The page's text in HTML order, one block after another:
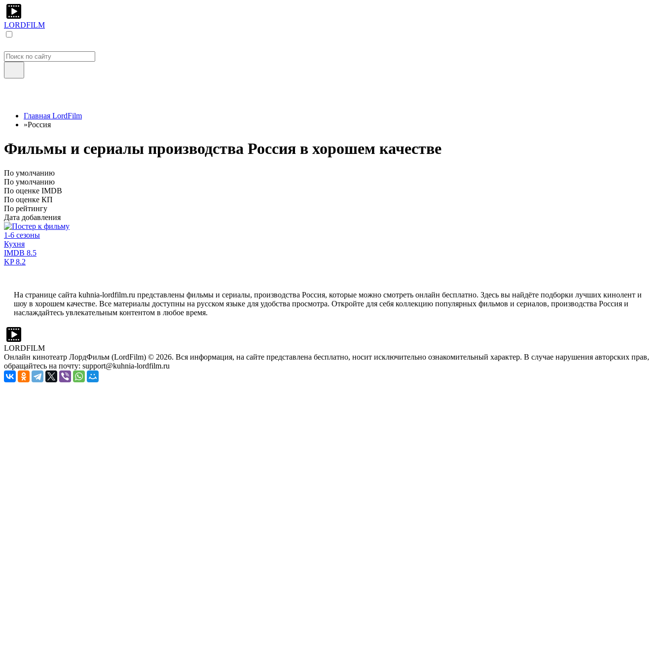
LORDFILM
Главная LordFilm
»Россия
Фильмы и сериалы производства Россия в хорошем качестве
По умолчанию
По умолчанию
По оценке IMDB
По оценке КП
По рейтингу
Дата добавления
1-6 сезоны
Кухня
IMDB 8.5
KP8.2
На странице сайта kuhnia-lordfilm.ru представлены фильмы и сериалы, производства Россия, которые можно смотреть онлайн бесплатно. Здесь вы найдёте подборки лучших кинолент и
шоу в хорошем качестве. Все материалы доступны на русском языке для удобства просмотра. Откройте для себя коллекцию популярных фильмов и сериалов, производства Россия и
наслаждайтесь увлекательным контентом в любое время.
LORDFILM
Онлайн кинотеатр ЛордФильм (LordFilm) © 2026. Вся информация, на сайте представлена бесплатно, носит исключительно ознакомительный характер. В случае нарушения авторских прав,
обращайтесь на почту: support@kuhnia-lordfilm.ru